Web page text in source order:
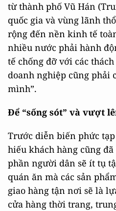
từ thành phố Vũ Hán
quốc gia và vùng lãnh
rộng đến nền kinh tế
nhiều nước phải hành
tế chống đỡ với các
doanh nghiệp cũng phải
mình”.
Để “sống sót” và vượt
Trước diễn biến phức
hiếu khách hàng cũng
phần người dân sẽ ít tụ
quán ăn mà các sản
giao hàng tận nơi sẽ là
cửa hàng thời trang,